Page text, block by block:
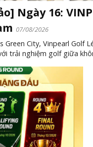
Ngày 16:
07/08/2026
City, Vinpearl Golf
trải nghiệm golf giữa